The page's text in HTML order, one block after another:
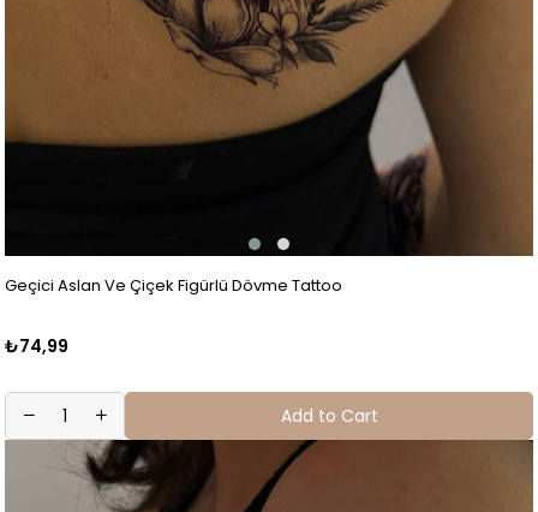
Geçici Aslan Ve Çiçek Figürlü Dövme Tattoo
₺74,99
Add to Cart